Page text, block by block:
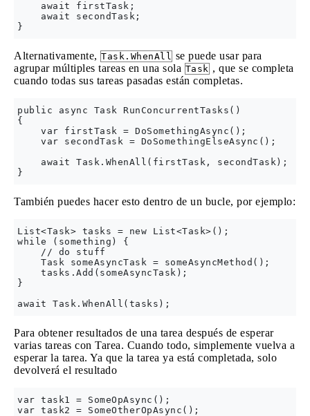
    await firstTask;
    await secondTask;
Alternativamente, Task.WhenAll se puede usar para
agrupar múltiples tareas en una sola Task , que se completa
cuando todas sus tareas pasadas están completas.
public async Task RunConcurrentTasks()
{
    var firstTask = DoSomethingAsync();
    var secondTask = DoSomethingElseAsync();
    await Task.WhenAll(firstTask, secondTask);
También puedes hacer esto dentro de un bucle, por ejemplo:
List<Task> tasks = new List<Task>();
while (something) {
    // do stuff
    Task someAsyncTask = someAsyncMethod();
    tasks.Add(someAsyncTask);
}
Para obtener resultados de una tarea después de esperar
varias tareas con Tarea. Cuando todo, simplemente vuelva a
esperar la tarea. Ya que la tarea ya está completada, solo
devolverá el resultado
var task1 = SomeOpAsync();
var task2 = SomeOtherOpAsync();